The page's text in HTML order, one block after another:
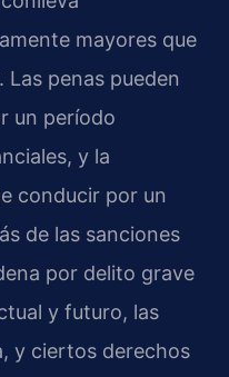
mayores que
penas pueden
un período
y la
conducir por un
de las sanciones
por delito grave
y futuro, las
y ciertos derechos